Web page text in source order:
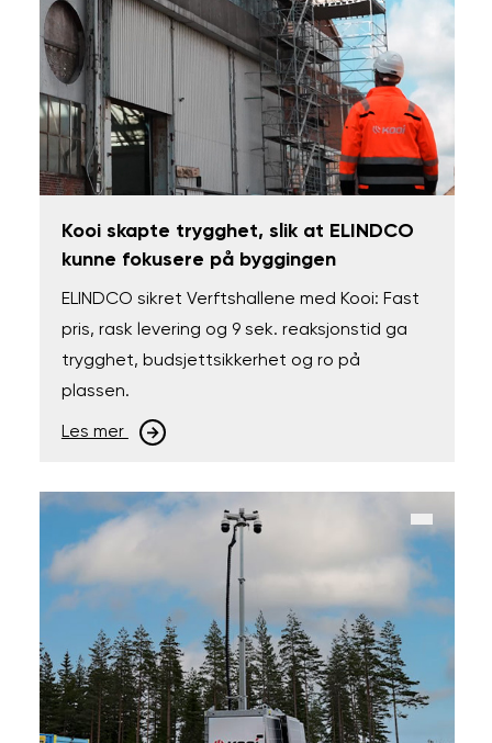
Kooi skapte trygghet, slik at ELINDCO
kunne fokusere på byggingen
ELINDCO sikret Verftshallene med Kooi: Fast
pris, rask levering og 9 sek. reaksjonstid ga
trygghet, budsjettsikkerhet og ro på
plassen.
Les mer